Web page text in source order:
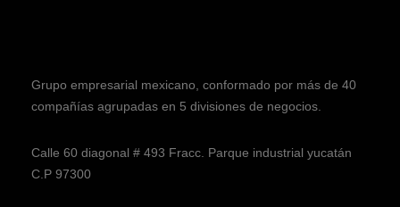
Grupo empresarial mexicano, conformado por más de 40
compañías agrupadas en 5 divisiones de negocios.
Calle 60 diagonal # 493 Fracc. Parque industrial yucatán
C.P 97300